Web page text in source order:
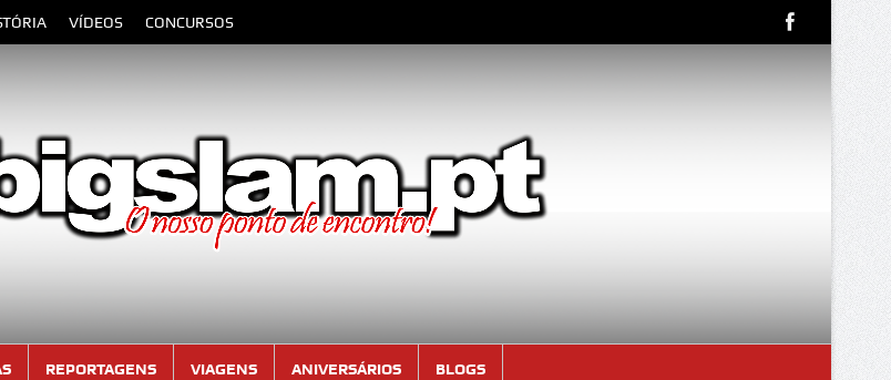
VÍDEOS CONCURSOS
REPORTAGENS VIAGENS ANIVERSÁRIOS BLOGS